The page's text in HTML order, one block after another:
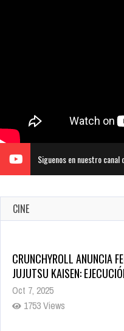
Siguenos en nuestro canal
CINE
CRUNCHYROLL ANUNCIA
JUJUTSU KAISEN:
Oct 7, 2025
1753 Views